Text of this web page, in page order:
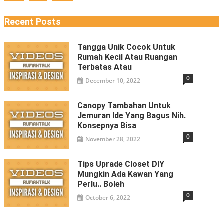
Recent Posts
Tangga Unik Cocok Untuk
Rumah Kecil Atau Ruangan
Terbatas Atau
December 10, 2022 0
Canopy Tambahan Untuk
Jemuran Ide Yang Bagus Nih.
Konsepnya Bisa
November 28, 2022 0
Tips Uprade Closet DIY
Mungkin Ada Kawan Yang
Perlu.. Boleh
October 6, 2022 0